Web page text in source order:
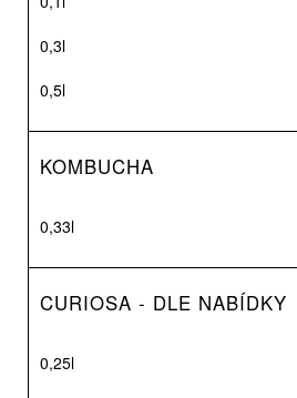
0,3l
0,5l
KOMBUCHA
0,33l
CURIOSA - DLE NABÍDKY
0,25l